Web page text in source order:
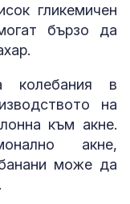
гликемичен
бързо да
колебания в
на
към акне.
акне,
може да